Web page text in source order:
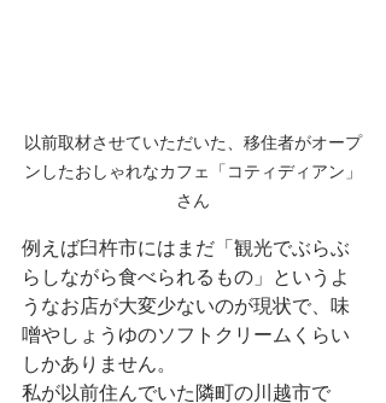
以前取材させていただいた、移住者がオープ
ンしたおしゃれなカフェ「コティディアン」
さん
例えば臼杵市にはまだ「観光でぶらぶ
らしながら食べられるもの」というよ
うなお店が大変少ないのが現状で、味
噌やしょうゆのソフトクリームくらい
しかありません。
私が以前住んでいた隣町の川越市で